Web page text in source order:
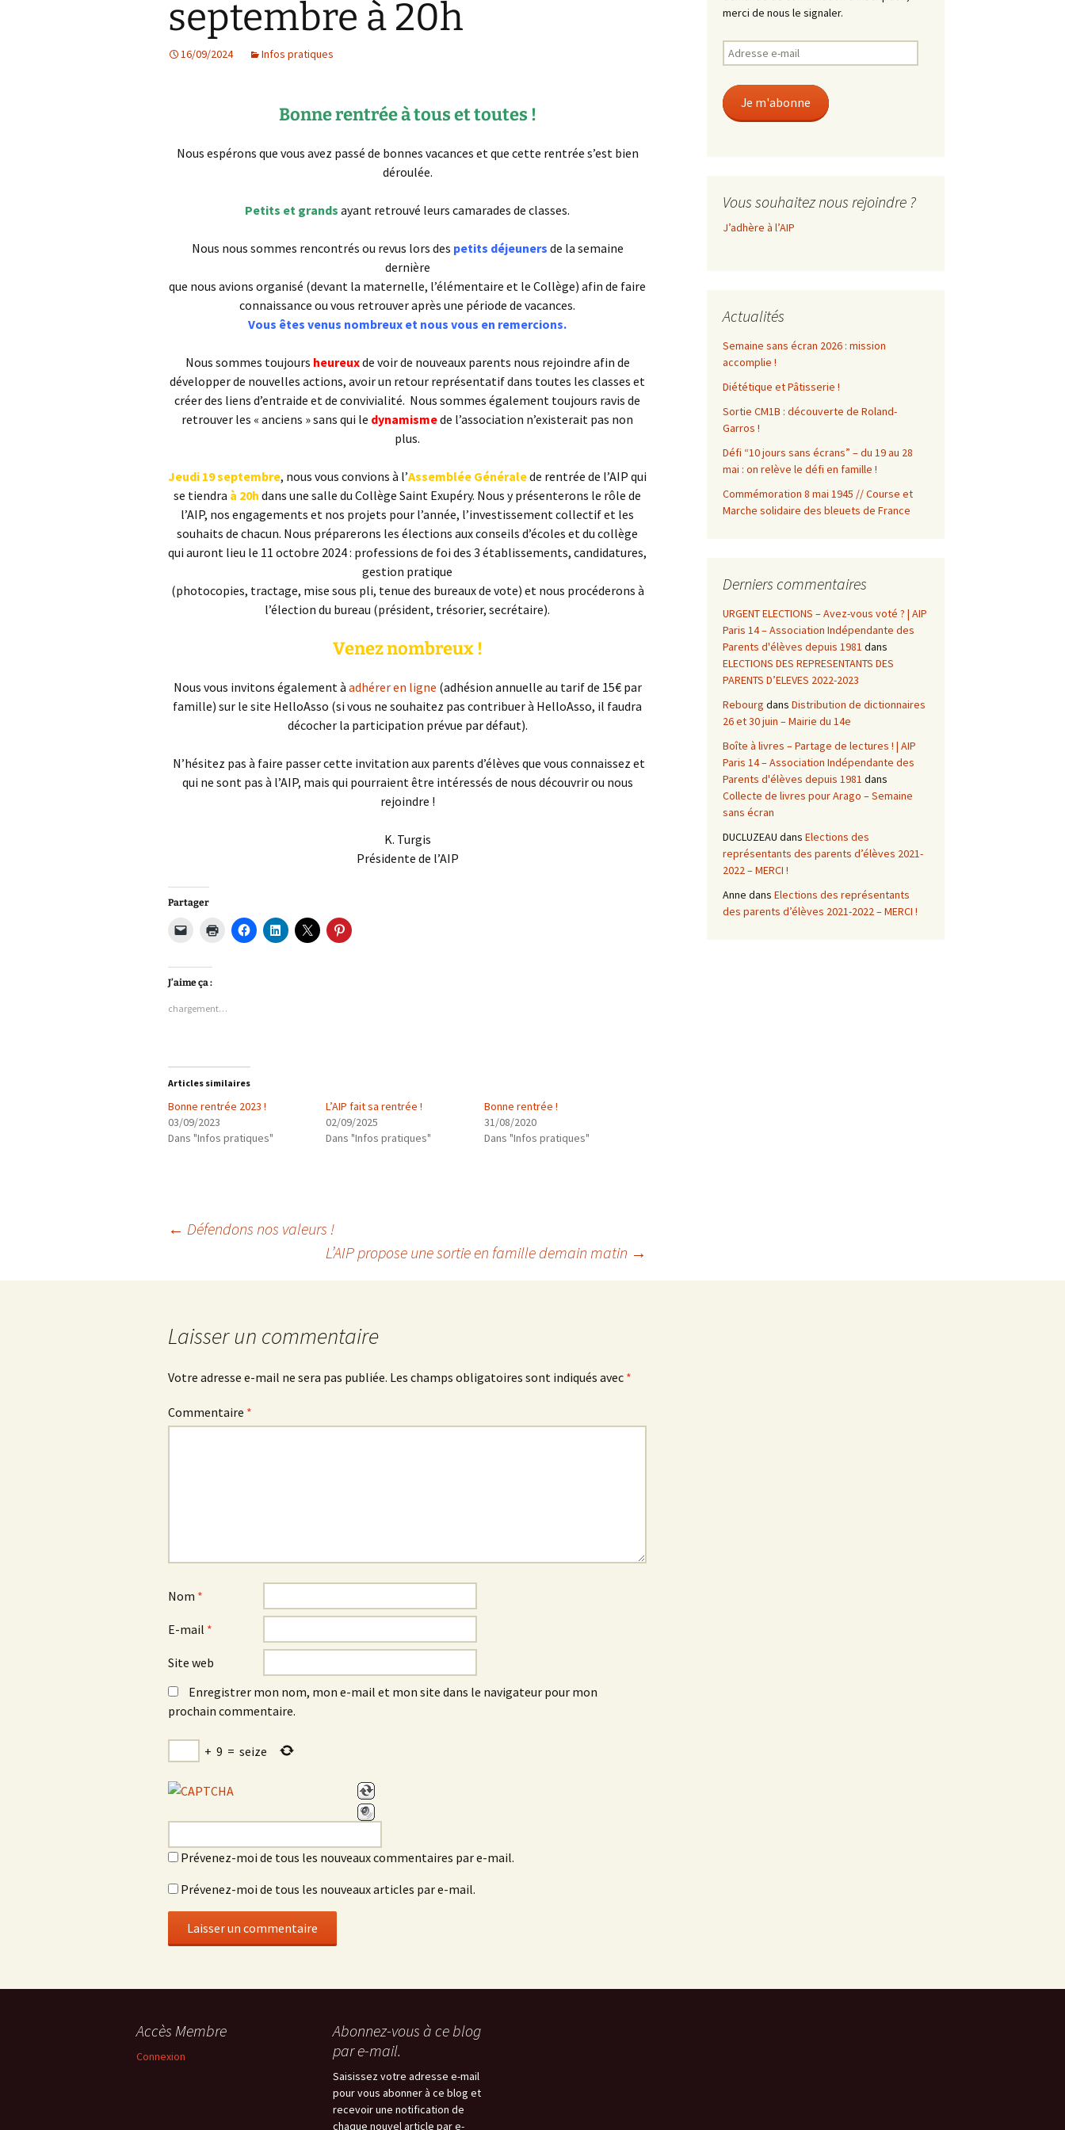
L’équipe AIP Maternelle
Jean Dolent
L’équipe AIP Collège
Les projets La philo à l’école, un
projet culturel et citoyen
Classe bi-langues au
l’Observatoire
Compost de quartier de
Débats et réflexions
septembre à 20h
16/09/2024 Infos pratiques
Bonne rentrée à tous et toutes !
Nous espérons que vous avez passé de bonnes vacances et que cette rentrée s’est bien
déroulée.
Petits et grands ayant retrouvé leurs camarades de classes.
Nous nous sommes rencontrés ou revus lors des petits déjeuners de la semaine
dernière
que nous avions organisé (devant la maternelle, l’élémentaire et le Collège) afin de faire
connaissance ou vous retrouver après une période de vacances.
Vous êtes venus nombreux et nous vous en remercions.
Nous sommes toujours heureuxde voir de nouveaux parents nous rejoindre afin de
développer de nouvelles actions, avoir un retour représentatif dans toutes les classes et
créer des liens d’entraide et de convivialité. Nous sommes également toujours ravis de
retrouver les « anciens » sans qui le dynamismede l’association n’existerait pas non
plus.
Jeudi 19 septembre, nous vous convions à l’Assemblée Généralede rentrée de l’AIP qui
se tiendra à 20h dans une salle du Collège Saint Exupéry. Nous y présenterons le rôle de
l’AIP, nos engagements et nos projets pour l’année, l’investissement collectif et les
souhaits de chacun. Nous préparerons les élections aux conseils d’écoles et du collège
qui auront lieu le 11 octobre 2024 : professions de foi des 3 établissements, candidatures,
gestion pratique
(photocopies, tractage, mise sous pli, tenue des bureaux de vote) et nous procéderons à
l’élection du bureau (président, trésorier, secrétaire).
Venez nombreux !
Nous vous invitons également à adhérer en ligne (adhésion annuelle au tarif de 15€ par
famille) sur le site HelloAsso (si vous ne souhaitez pas contribuer à HelloAsso, il faudra
décocher la participation prévue par défaut).
N’hésitez pas à faire passer cette invitation aux parents d’élèves que vous connaissez et
qui ne sont pas à l’AIP, mais qui pourraient être intéressés de nous découvrir ou nous
rejoindre !
K. Turgis
Présidente de l’AIP
Partager
J’aime ça :
chargement…
Articles similaires
Bonne rentrée 2023 !
03/09/2023
Dans "Infos pratiques"
L’AIP fait sa rentrée !
02/09/2025
Dans "Infos pratiques"
Bonne rentrée !
31/08/2020
Dans "Infos pratiques"
Navigation
des
← Défendons nos valeurs !
L’AIP propose une sortie en famille demain matin →
Laisser un commentaire
Votre adresse e-mail ne sera pas publiée. Les champs obligatoires sont indiqués avec *
Commentaire *
Nom *
E-mail *
Site web
Enregistrer mon nom, mon e-mail et mon site dans le navigateur pour mon
prochain commentaire.
+ 9 = seize
Prévenez-moi de tous les nouveaux commentaires par e-mail.
Prévenez-moi de tous les nouveaux articles par e-mail.
merci de nous le signaler.
Adresse
e-
Je m'abonne
Vous souhaitez nous rejoindre ?
J’adhère à l’AIP
Actualités
Semaine sans écran 2026 : mission
accomplie !
Diététique et Pâtisserie !
Sortie CM1B : découverte de Roland-
Garros !
Défi “10 jours sans écrans” – du 19 au 28
mai : on relève le défi en famille !
Commémoration 8 mai 1945 // Course et
Marche solidaire des bleuets de France
Derniers commentaires
URGENT ELECTIONS – Avez-vous voté ? | AIP
Paris 14 – Association Indépendante des
Parents d'élèves depuis 1981 dans
ELECTIONS DES REPRESENTANTS DES
PARENTS D’ELEVES 2022-2023
Rebourg dans Distribution de dictionnaires
26 et 30 juin – Mairie du 14e
Boîte à livres – Partage de lectures ! | AIP
Paris 14 – Association Indépendante des
Parents d'élèves depuis 1981 dans
Collecte de livres pour Arago – Semaine
sans écran
DUCLUZEAU dans Elections des
représentants des parents d’élèves 2021-
2022 – MERCI !
Anne dans Elections des représentants
des parents d’élèves 2021-2022 – MERCI !
Accès Membre
Connexion
Abonnez-vous à ce blog
par e-mail.
Saisissez votre adresse e-mail
pour vous abonner à ce blog et
recevoir une notification de
chaque nouvel article par e-